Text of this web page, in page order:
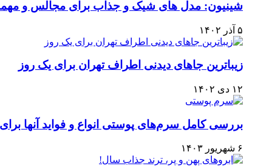
شینیون: مدل های شیک و جذاب برای مجالس و
۵ آذر ۱۴۰۲
زیباترین جاهای دیدنی اطراف تهران برای یک روز
۱۲ دی ۱۴۰۲
بررسی کامل سرم‌های پوستی انواع و فواید آنها
۶ شهریور ۱۴۰۳